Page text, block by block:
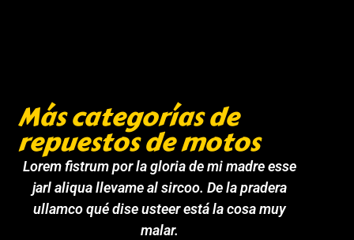
Más categorías de
repuestos de motos
Lorem fistrum por la gloria de mi madre esse
jarl aliqua llevame al sircoo. De la pradera
ullamco qué dise usteer está la cosa muy
malar.